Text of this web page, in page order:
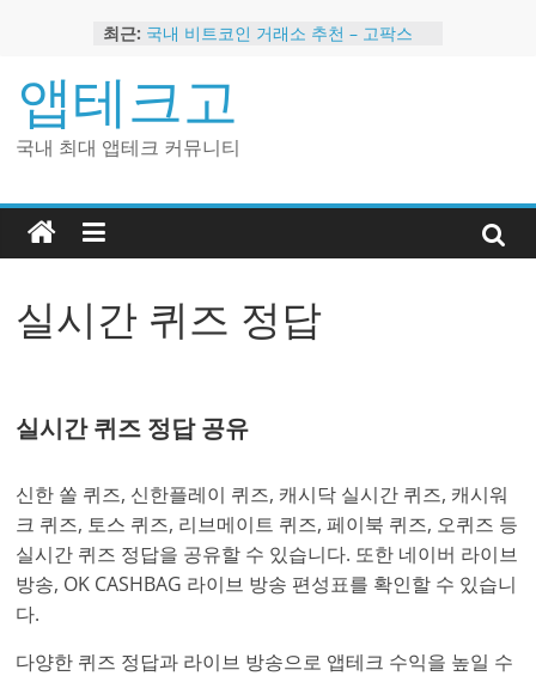
content
최근: 국내 비트코인 거래소 추천 – 고팍스
트
2024 강력히 추천하는 은행 멤버십 현
금 앱테크
해외 코인 거래소 추천 순위 BEST 2
앱테크고
국내 최대 앱테크 커뮤니티
실시간 퀴즈 정답
실시간 퀴즈 정답 공유
신한 쏠 퀴즈, 신한플레이 퀴즈, 캐시닥 실시간 퀴즈, 캐시워
크 퀴즈, 토스 퀴즈, 리브메이트 퀴즈, 페이북 퀴즈, 오퀴즈 등
실시간 퀴즈 정답을 공유할 수 있습니다. 또한 네이버 라이브
방송, OK CASHBAG 라이브 방송 편성표를 확인할 수 있습니
다.
다양한 퀴즈 정답과 라이브 방송으로 앱테크 수익을 높일 수